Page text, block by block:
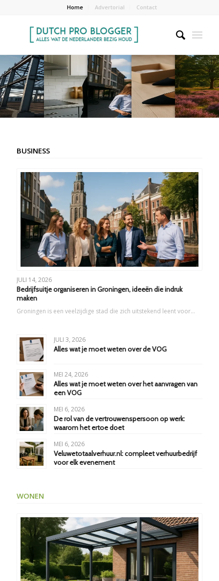
Home Advertorial Contact
BUSINESS
JULI 14, 2026
Bedrijfsuitje organiseren in Groningen, ideeën die indruk
maken
Groningen is een veelzijdige stad die zich uitstekend leent voor…
JULI 3, 2026
Alles wat je moet weten over de VOG
MEI 24, 2026
Alles wat je moet weten over het aanvragen van
een VOG
MEI 6, 2026
De rol van de vertrouwenspersoon op werk:
waarom het ertoe doet
MEI 6, 2026
Veluwetotaalverhuur.nl: compleet verhuurbedrijf
voor elk evenement
WONEN